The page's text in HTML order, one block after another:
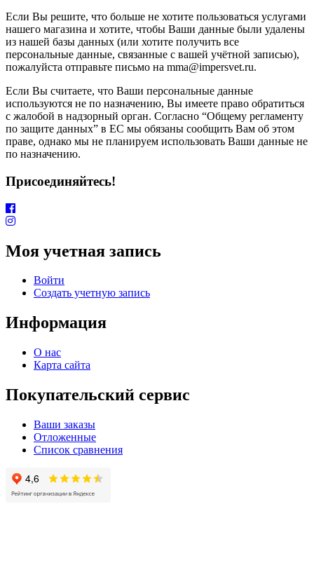
Если Вы решите, что больше не хотите пользоваться услугами
нашего магазина и хотите, чтобы Ваши данные были удалены
из нашей базы данных (или хотите получить все
персональные данные, связанные с вашей учётной записью),
пожалуйста отправьте письмо на mma@impersvet.ru.
Если Вы считаете, что Ваши персональные данные
используются не по назначению, Вы имеете право обратиться
с жалобой в надзорный орган. Согласно “Общему регламенту
по защите данных” в ЕС мы обязаны сообщить Вам об этом
праве, однако мы не планируем использовать Ваши данные не
по назначению.
Присоединяйтесь!
Моя учетная запись
Войти
Создать учетную запись
Информация
О нас
Карта сайта
Покупательский сервис
Ваши заказы
Отложенные
Список сравнения